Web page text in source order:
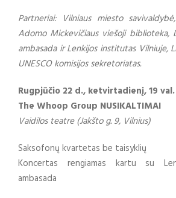
Partneriai: Vilniaus miesto
Adomo Mickevičiaus viešoji biblioteka,
ambasada ir Lenkijos institutas Vilniuje,
UNESCO komisijos sekretoriatas.
Rugpjūčio 22 d., ketvirtadienį, 19 val.
The Whoop Group NUSIKALTIMAI
Vaidilos teatre (Jakšto g. 9, Vilnius)
Saksofonų kvartetas be taisyklių
Koncertas rengiamas kartu su
ambasada